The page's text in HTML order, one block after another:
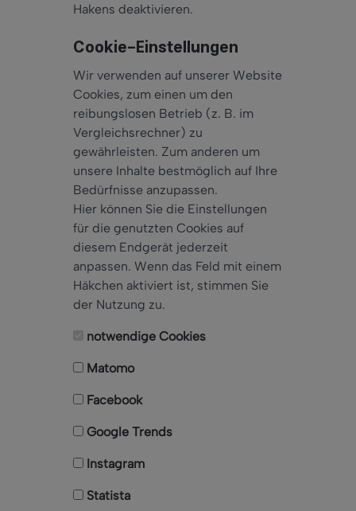
Hakens deaktivieren.
Cookie-Einstellungen
Wir verwenden auf unserer Website
Cookies, zum einen um den
reibungslosen Betrieb (z. B. im
Vergleichsrechner) zu
gewährleisten. Zum anderen um
unsere Inhalte bestmöglich auf Ihre
Bedürfnisse anzupassen.
Hier können Sie die Einstellungen
für die genutzten Cookies auf
diesem Endgerät jederzeit
anpassen. Wenn das Feld mit einem
Häkchen aktiviert ist, stimmen Sie
der Nutzung zu.
notwendige Cookies
Matomo
Facebook
Google Trends
Instagram
Statista